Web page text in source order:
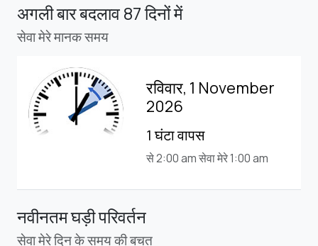
अगली बार बदलाव87 दिनों में
सेवा मेरे मानक समय
रविवार, 1 November
2026
1 घंटा वापस
से 2:00 am सेवा मेरे 1:00 am
नवीनतम घड़ी परिवर्तन
सेवा मेरे दिन के समय की बचत